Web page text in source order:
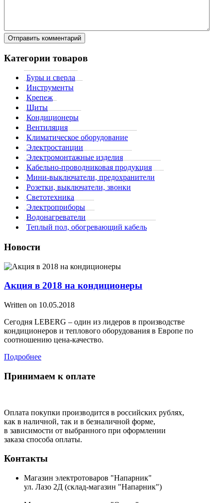
Категории товаров
Буры и сверла
Инструменты
Крепеж
Щиты
Кондиционеры
Вентиляция
Климатическое оборудование
Электростанции
Электромонтажные изделия
Кабельно-проводниковая продукция
Мини-выключатели, предохранители
Розетки, выключатели, звонки
Светотехника
Электроприборы
Водонагреватели
Теплый пол, обогревающий кабель
Новости
Акция в 2018 на кондиционеры
Written on 10.05.2018
Сегодня LEBERG – один из лидеров в производстве
кондиционеров и теплового оборудования в Европе по
соотношению цена-качество.
Подробнее
Принимаем к оплате
Оплата покупки производится в российских рублях,
как в наличной, так и в безналичной форме,
в зависимости от выбранного при оформлении
заказа способа оплаты.
Контакты
Магазин электротоваров "Напарник"
ул. Лазо 2Д (склад-магазин "Напарник")